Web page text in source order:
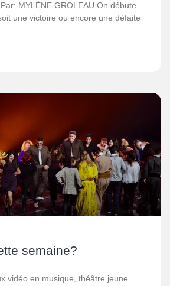
MYLÈNE GROLEAU On débute
une victoire ou encore une défaite
semaine?
vidéo en musique, théâtre jeune